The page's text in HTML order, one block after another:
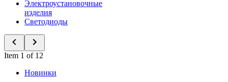
Электроустановочные
изделия
Светодиоды
Item 1 of 12
Новинки